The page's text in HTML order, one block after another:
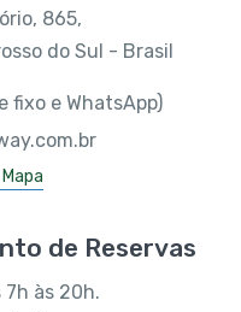
865,
do Sul - Brasil
fixo e WhatsApp)
de Reservas
7h às 20h.